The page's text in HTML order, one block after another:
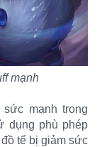
mạnh
mạnh trong
dụng phù phép
tể bị giảm sức